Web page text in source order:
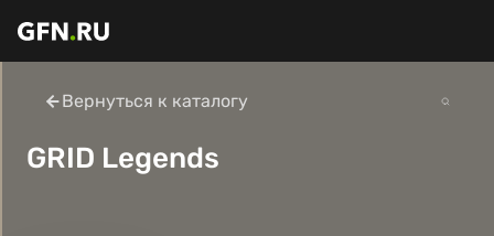
Вернуться к каталогу
GRID Legends